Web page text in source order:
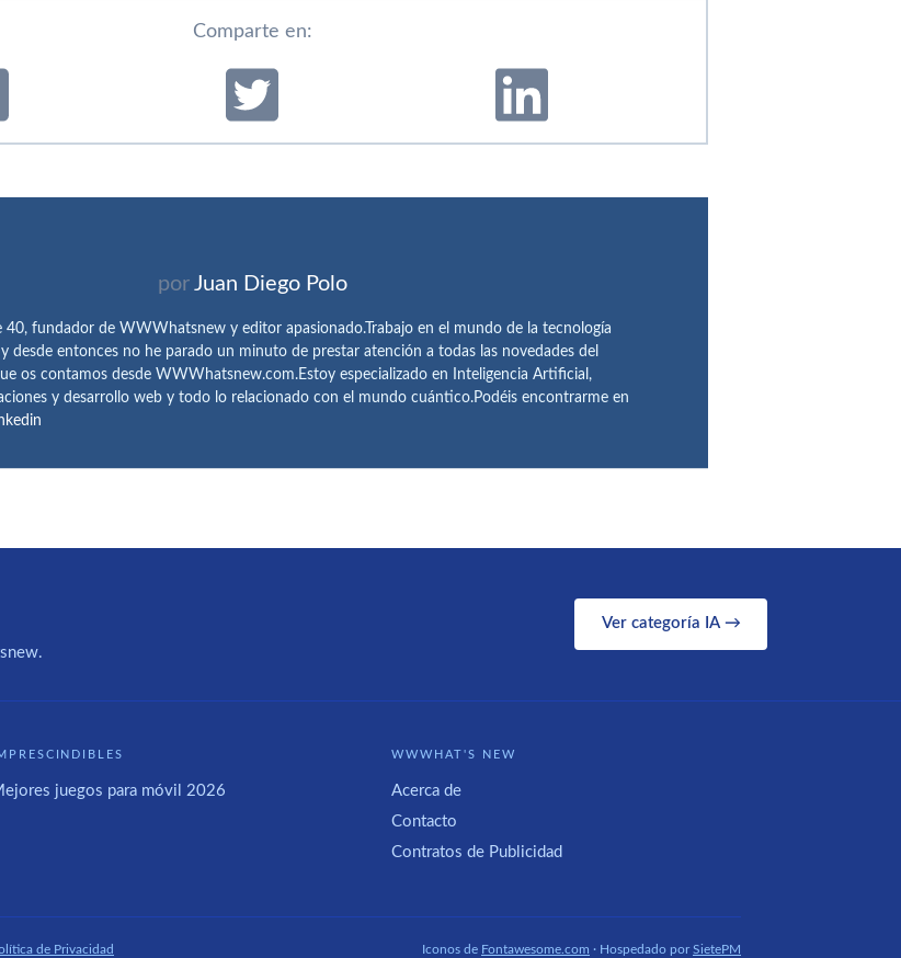
Comparte en:
por Juan Diego Polo
40, fundador de WWWhatsnew y editor apasionado.Trabajo en el mundo de la tecnología
desde entonces no he parado un minuto de prestar atención a todas las novedades del
os contamos desde WWWhatsnew.com.Estoy especializado en Inteligencia Artificial,
y desarrollo web y todo lo relacionado con el mundo cuántico.Podéis encontrarme en
Ver categoría IA →
juegos para móvil 2026
WWWHAT'S NEW
Acerca de
Contacto
Contratos de Publicidad
de Privacidad Iconos de Fontawesome.com · Hospedado porSietePM